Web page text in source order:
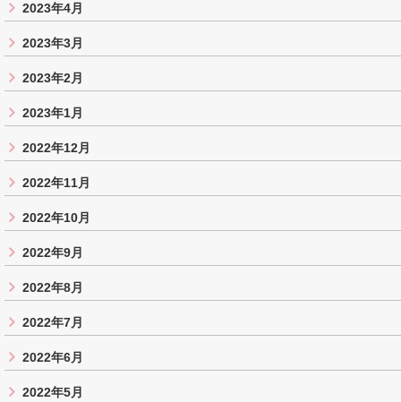
2023年4月
2023年3月
2023年2月
2023年1月
2022年12月
2022年11月
2022年10月
2022年9月
2022年8月
2022年7月
2022年6月
2022年5月